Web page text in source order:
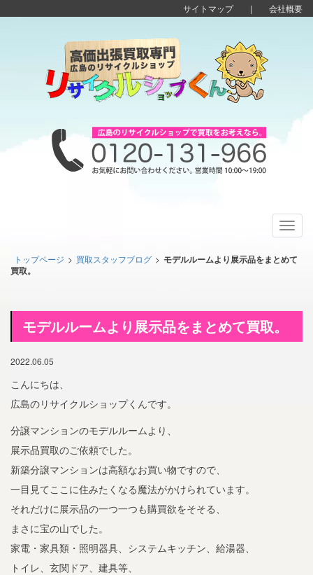
サイトマップ| 会社概要
トップページ > 買取スタッフブログ > モデルルームより展示品をまとめて
買取。
モデルルームより展示品をまとめて買取。
2022.06.05
こんにちは、
広島のリサイクルショップくんです。
分譲マンションのモデルルームより、
展示品買取のご依頼でした。
新築分譲マンションは高額なお買い物ですので、
一目見てここに住みたくなる魔法がかけられています。
それだけに展示品の一つ一つも購買欲をそそる、
まさに宝の山でした。
家電・家具類・照明器具、システムキッチン、給湯器、
トイレ、玄関ドア、建具等、